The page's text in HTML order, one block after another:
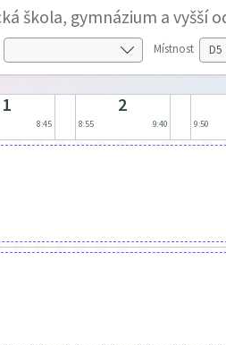
škola, gymnázium a vyšší
Místnost
1
8:45
2
8:55 9:40 9:50